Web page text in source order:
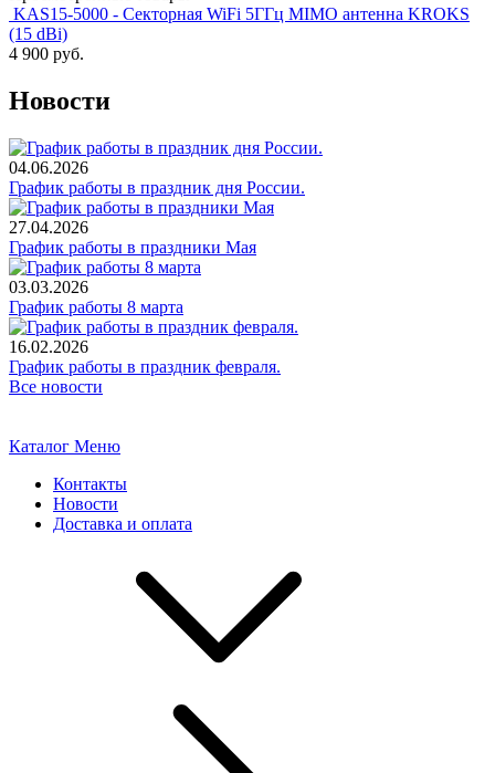
KAS15-5000 - Секторная WiFi 5ГГц MIMO антенна KROKS
(15 dBi)
4 900 руб.
Новости
04.06.2026
График работы в праздник дня России.
27.04.2026
График работы в праздники Мая
03.03.2026
График работы 8 марта
16.02.2026
График работы в праздник февраля.
Все новости
Каталог Меню
Контакты
Новости
Доставка и оплата